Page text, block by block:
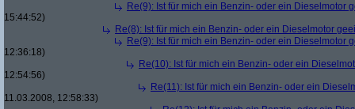
Re(9): Ist für mich ein Benzin- oder ein Dieselmotor
15:44:52)
Re(8): Ist für mich ein Benzin- oder ein Dieselmotor
Re(9): Ist für mich ein Benzin- oder ein Dieselmotor
12:36:18)
Re(10): Ist für mich ein Benzin- oder ein
12:54:56)
Re(11): Ist für mich ein Benzin- oder ein
11.03.2008, 12:58:33)